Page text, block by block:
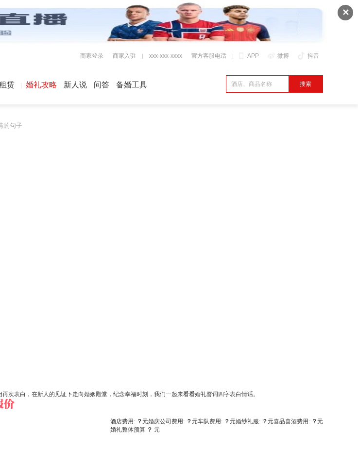
✕
APP 微博 抖音
商家登录 商家入驻 xxx-xxx-xxxx 官方客服电话
赁 婚礼攻略 新人说 问答 备婚工具
的句子
表白，在新人的见证下走向婚姻殿堂，纪念幸福时刻，我们一起来看看婚礼誓词四字表白情话。
酒店费用: ？元婚庆公司费用: ？元车队费用: ？元婚纱礼服: ？元喜品喜酒费用: ？元
婚礼整体预算 ？ 元